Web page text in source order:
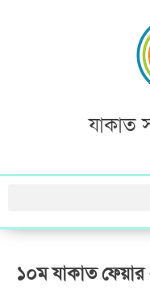
যাকাত
১০ম যাকাত